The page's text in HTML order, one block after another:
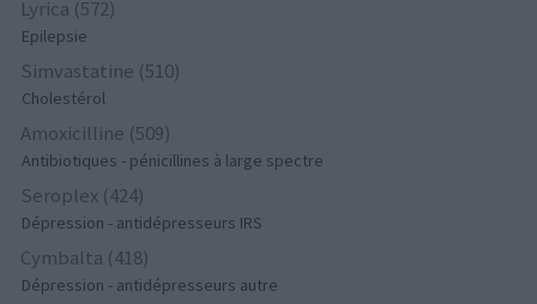
Lyrica (572)
Epilepsie
Simvastatine (510)
Cholestérol
Amoxicilline (509)
Antibiotiques - pénicillines à large spectre
Seroplex (424)
Dépression - antidépresseurs IRS
Cymbalta (418)
Dépression - antidépresseurs autre